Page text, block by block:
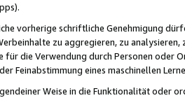
vorherige schriftliche Genehmigung
zu aggregieren, zu
für die Verwendung durch Personen
Feinabstimmung eines maschinellen
Weise in die Funktionalität oder